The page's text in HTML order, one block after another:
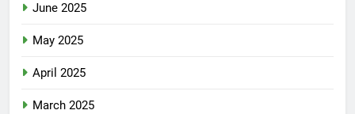
June 2025
May 2025
April 2025
March 2025